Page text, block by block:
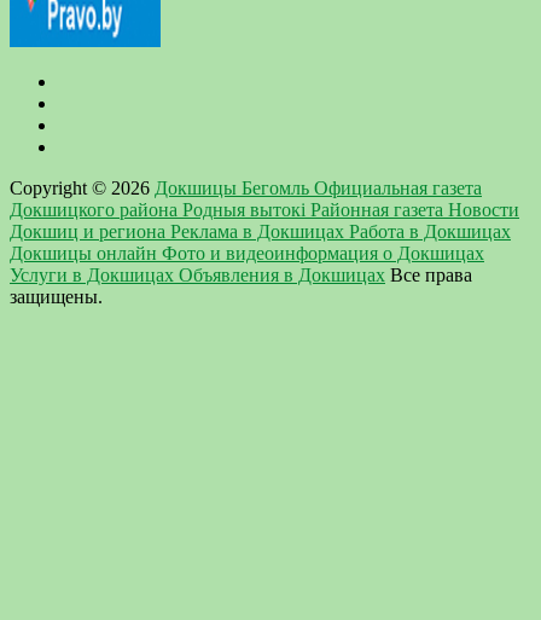
Copyright © 2026 Докшицы Бегомль Официальная газета
Докшицкого района Родныя вытокi Районная газета Новости
Докшиц и региона Реклама в Докшицах Работа в Докшицах
Докшицы онлайн Фото и видеоинформация о Докшицах
Услуги в Докшицах Объявления в Докшицах Все права
защищены.